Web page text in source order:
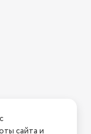
сайта и